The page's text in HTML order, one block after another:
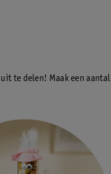
te delen! Maak een aantal